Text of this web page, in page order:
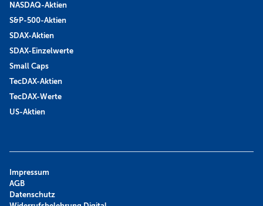
NASDAQ-Aktien
S&P-500-Aktien
SDAX-Aktien
SDAX-Einzelwerte
Small Caps
TecDAX-Aktien
TecDAX-Werte
US-Aktien
Impressum
AGB
Datenschutz